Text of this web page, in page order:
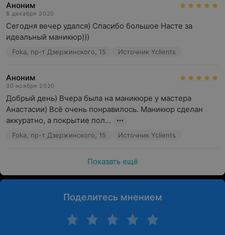
Аноним
8 декабря 2020
Сегодня вечер удался) Спасибо большое Насте за
идеальный маникюр)))
Foka, пр-т Дзержинского, 15 Источник Yclients
Аноним
30 ноября 2020
Добрый день) Вчера была на маникюре у мастера
Анастасии) Всё очень понравилось. Маникюр сделан
аккуратно, а покрытие пол...
Foka, пр-т Дзержинского, 15 Источник Yclients
Показать ещё
Поделитесь мнением